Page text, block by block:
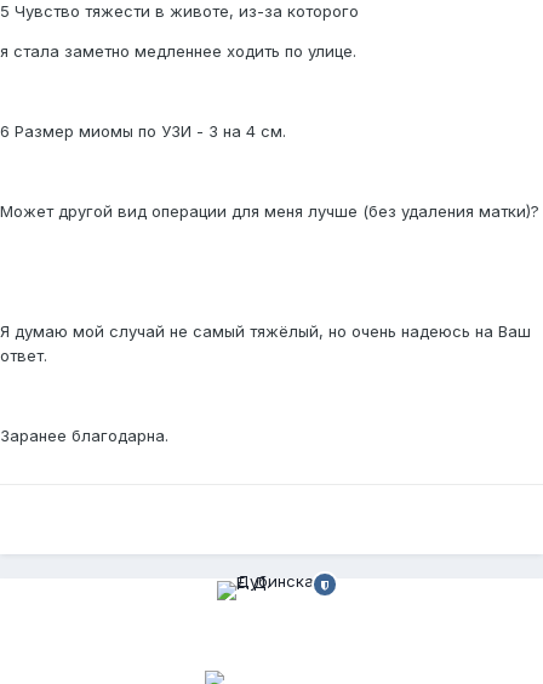
5 Чувство тяжести в животе, из-за которого
я стала заметно медленнее ходить по улице.
6 Размер миомы по УЗИ - 3 на 4 см.
Может другой вид операции для меня лучше (без удаления матки)?
Я думаю мой случай не самый тяжёлый, но очень надеюсь на Ваш
ответ.
Заранее благодарна.